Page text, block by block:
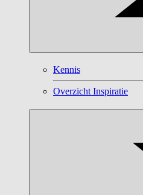
Kennis
Overzicht Inspiratie